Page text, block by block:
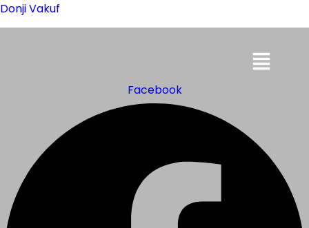
Donji Vakuf
Menu
Facebook